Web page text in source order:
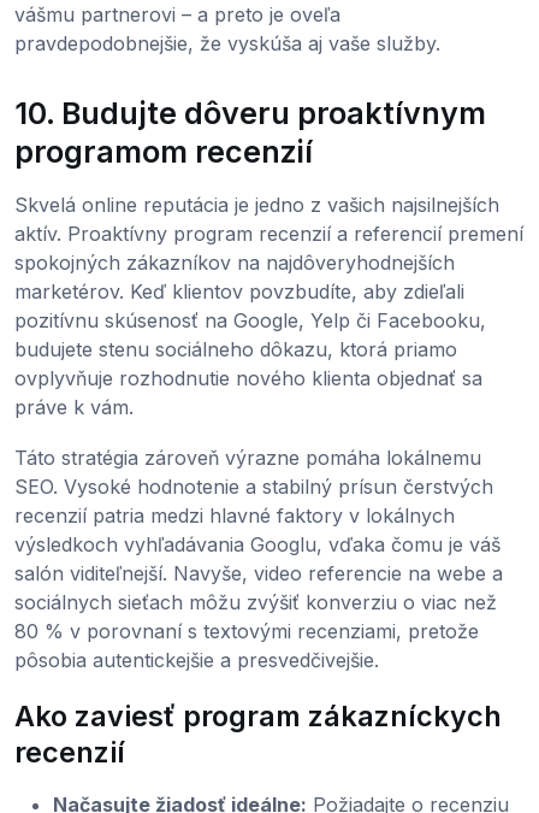
vášmu partnerovi – a preto je oveľa
pravdepodobnejšie, že vyskúša aj vaše služby.
10. Budujte dôveru proaktívnym
programom recenzií
Skvelá online reputácia je jedno z vašich najsilnejších
aktív. Proaktívny program recenzií a referencií premení
spokojných zákazníkov na najdôveryhodnejších
marketérov. Keď klientov povzbudíte, aby zdieľali
pozitívnu skúsenosť na Google, Yelp či Facebooku,
budujete stenu sociálneho dôkazu, ktorá priamo
ovplyvňuje rozhodnutie nového klienta objednať sa
práve k vám.
Táto stratégia zároveň výrazne pomáha lokálnemu
SEO. Vysoké hodnotenie a stabilný prísun čerstvých
recenzií patria medzi hlavné faktory v lokálnych
výsledkoch vyhľadávania Googlu, vďaka čomu je váš
salón viditeľnejší. Navyše, video referencie na webe a
sociálnych sieťach môžu zvýšiť konverziu o viac než
80 % v porovnaní s textovými recenziami, pretože
pôsobia autentickejšie a presvedčivejšie.
Ako zaviesť program zákazníckych
recenzií
Načasujte žiadosť ideálne: Požiadajte o recenziu